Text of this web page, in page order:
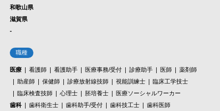
和歌山県
滋賀県
-
職種
医療 看護師 看護助手 医療事務/受付 診療助手 医師
薬剤師
助産師
保健師 診療放射線技師 視能訓練士
臨床工学技士
臨床検査技師
心理士 胚培養士
医療ソーシャルワーカー
歯科
歯科衛生士 歯科助手/受付 歯科技工士
歯科医師